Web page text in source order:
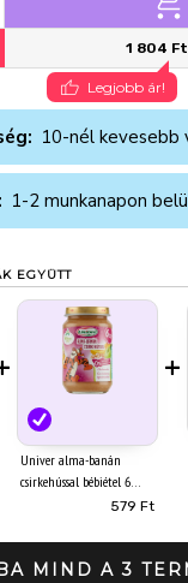
1 804
Legjobb ár!
10-nél kevesebb
1-2 munkanapon
EGYÜTT
Univer alma-banán
csirkehússal bébiétel 6
hónapos kortól 163 g579 Ft
+
MIND A 3